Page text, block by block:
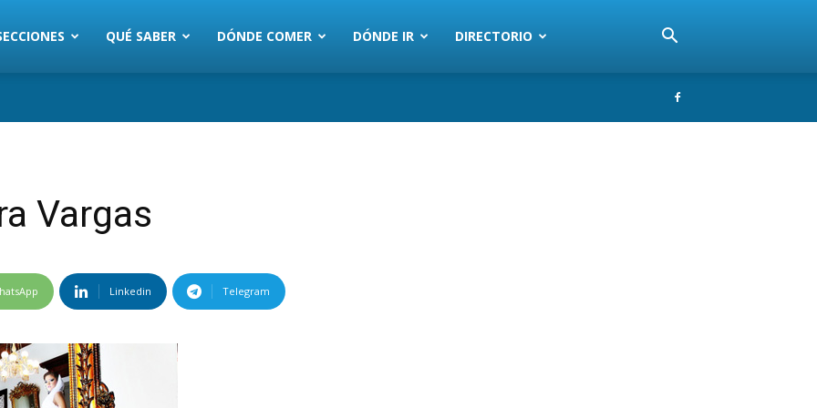
QUÉ SABER DÓNDE COMER DÓNDE IR DIRECTORIO
Vargas
Linkedin Telegram